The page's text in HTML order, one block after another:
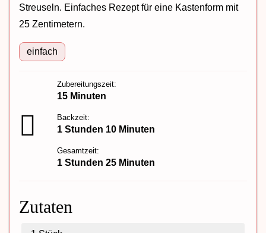
Streuseln. Einfaches Rezept für eine Kastenform mit
25 Zentimetern.
einfach
Zubereitungszeit:
15 Minuten
Backzeit:
1 Stunden 10 Minuten
Gesamtzeit:
1 Stunden 25 Minuten
Zutaten